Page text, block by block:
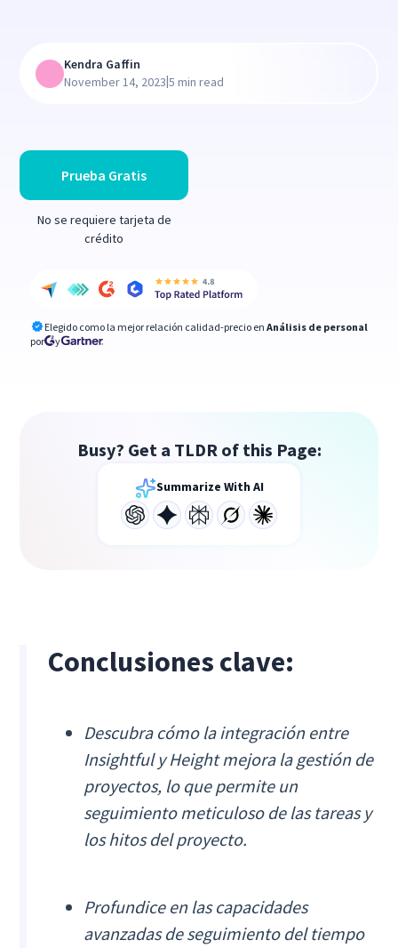
Prueba Gratis
No se requiere tarjeta de
crédito
Elegido como la mejor relación calidad-precio en Análisis de personal
por
y
Kendra Gaffin
November 14, 2023|5 min read
Busy? Get a TLDR of this Page:
Summarize With AI
Conclusiones clave:
Descubra cómo la integración entre
Insightful y Height mejora la gestión de
proyectos, lo que permite un
seguimiento meticuloso de las tareas y
los hitos del proyecto.
Profundice en las capacidades
avanzadas de seguimiento del tiempo